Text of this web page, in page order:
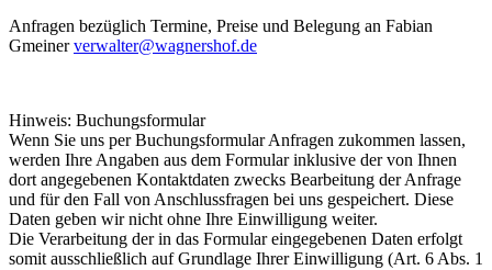
Anfragen bezüglich Termine, Preise und Belegung an Fabian
Gmeinerverwalter@wagnershof.de
Hinweis: Buchungsformular
Wenn Sie uns per Buchungsformular Anfragen zukommen lassen,
werden Ihre Angaben aus dem Formular inklusive der von Ihnen
dort angegebenen Kontaktdaten zwecks Bearbeitung der Anfrage
und für den Fall von Anschlussfragen bei uns gespeichert. Diese
Daten geben wir nicht ohne Ihre Einwilligung weiter.
Die Verarbeitung der in das Formular eingegebenen Daten erfolgt
somit ausschließlich auf Grundlage Ihrer Einwilligung (Art. 6 Abs. 1